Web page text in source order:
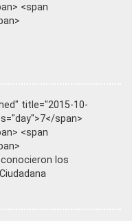
<span
title="2015-10-
span>
<span
los